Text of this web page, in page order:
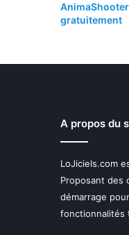
gratuitement
A propos du
LoJiciels.com
Proposant des
démarrage
fonctionnalités